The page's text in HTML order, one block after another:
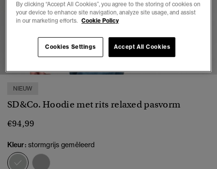
1 2 3 5 6 7
NIEUW
SD&Co. Hoodie met rits relaxed pasvorm
€94,99
Kleur: stormgrijs gemêleerd
geselecteerd
By clicking “Accept All Cookies”, you agree to the storing of cookies on
your device to enhance site navigation, analyze site usage, and assist
in our marketing efforts. Cookie Policy
Cookies Settings Accept All Cookies